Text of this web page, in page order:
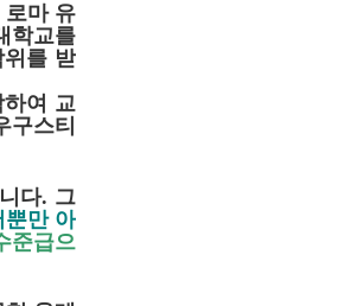
로마 유
학교를
를 받
여 교
구스티
다. 그
뿐만 아
준급으